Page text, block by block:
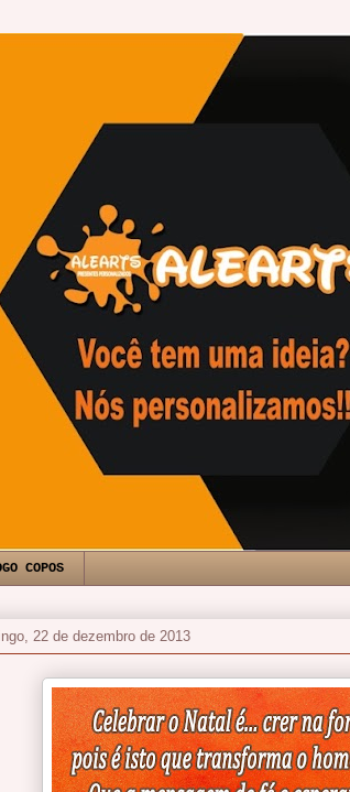
COPOS
22 de dezembro de 2013